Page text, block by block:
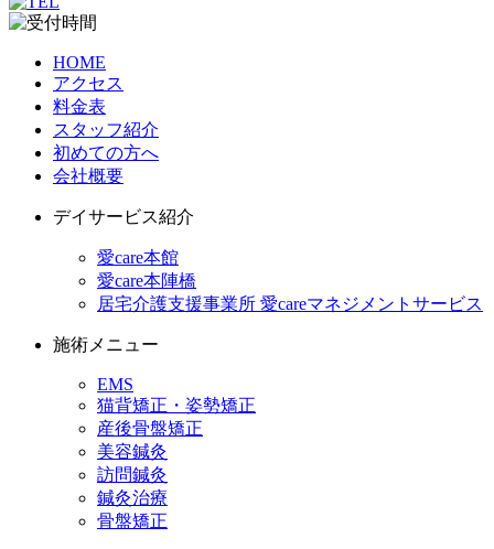
HOME
アクセス
料金表
スタッフ紹介
初めての方へ
会社概要
デイサービス紹介
愛care本館
愛care本陣橋
居宅介護支援事業所 愛careマネジメントサービス
施術メニュー
EMS
猫背矯正・姿勢矯正
産後骨盤矯正
美容鍼灸
訪問鍼灸
鍼灸治療
骨盤矯正